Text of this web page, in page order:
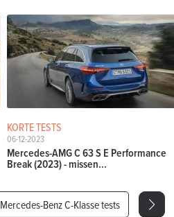
KORTE TESTS
06-12-2023
Mercedes-AMG C 63 S E Performance
Break (2023) - missen...
Mercedes-Benz C-Klasse tests